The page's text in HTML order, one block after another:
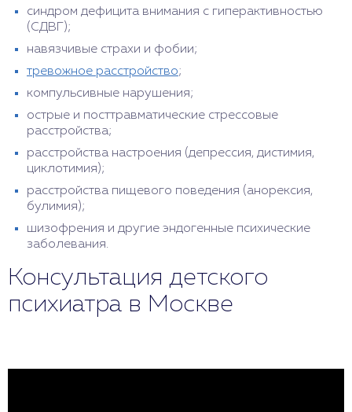
синдром дефицита внимания с гиперактивностью
(СДВГ);
навязчивые страхи и фобии;
тревожное расстройство;
компульсивные нарушения;
острые и посттравматические стрессовые
расстройства;
расстройства настроения (депрессия, дистимия,
циклотимия);
расстройства пищевого поведения (анорексия,
булимия);
шизофрения и другие эндогенные психические
заболевания.
Консультация детского
психиатра в Москве